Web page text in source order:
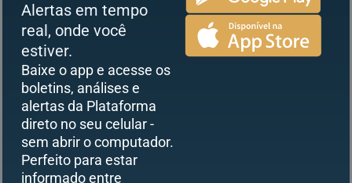
Alertas em tempo
real, onde você
estiver.
Baixe o app e acesse os
boletins, análises e
alertas da Plataforma
direto no seu celular -
sem abrir o computador.
Perfeito para estar
informado entre